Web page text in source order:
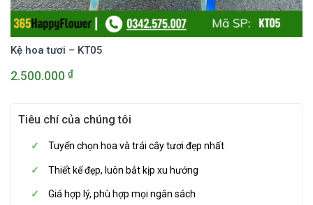
Kệ hoa tươi – KT05
2.500.000 ₫
Tiêu chí của chúng tôi
Tuyển chọn hoa và trái cây tươi đẹp nhất
Thiết kế đẹp, luôn bắt kịp xu hướng
Giá hợp lý, phù hợp mọi ngân sách